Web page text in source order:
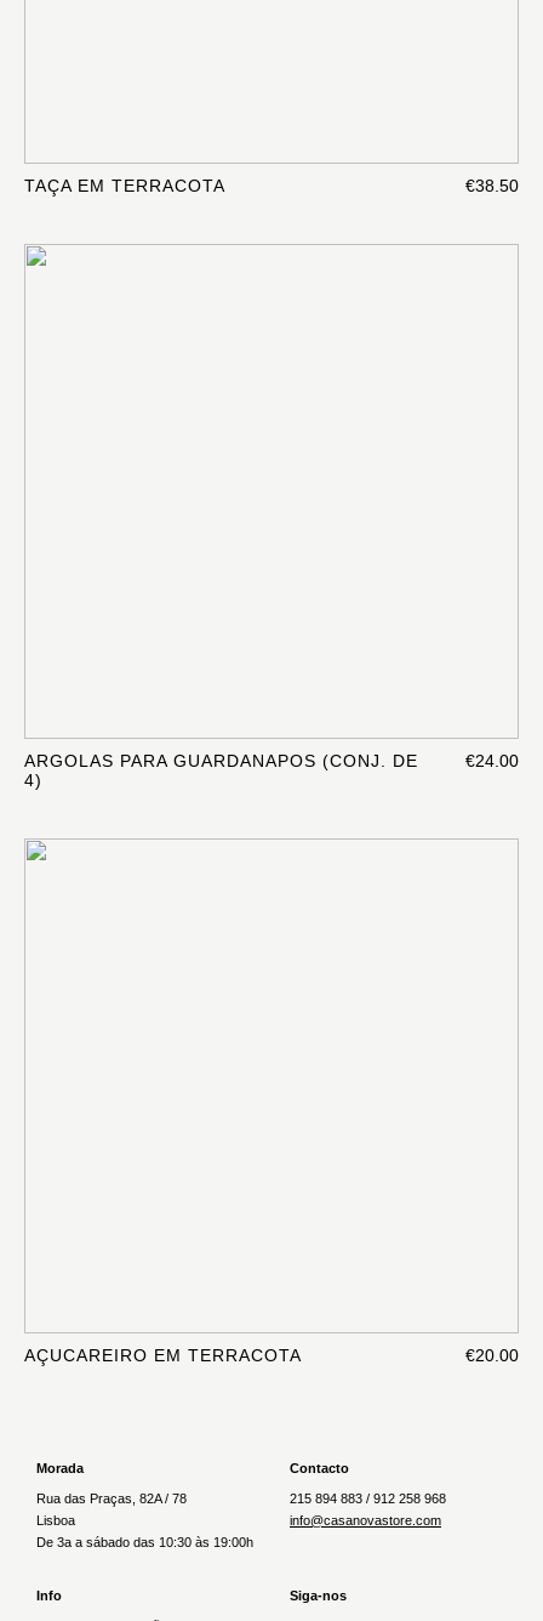
TAÇA EM TERRACOTA €38.50
ARGOLAS PARA GUARDANAPOS (CONJ. DE
4)
€24.00
AÇUCAREIRO EM TERRACOTA €20.00
Morada
Rua das Praças, 82A / 78
Lisboa
De 3a a sábado das 10:30 às 19:00h
Contacto
215 894 883 / 912 258 968
info@casanovastore.com
Info Siga-nos